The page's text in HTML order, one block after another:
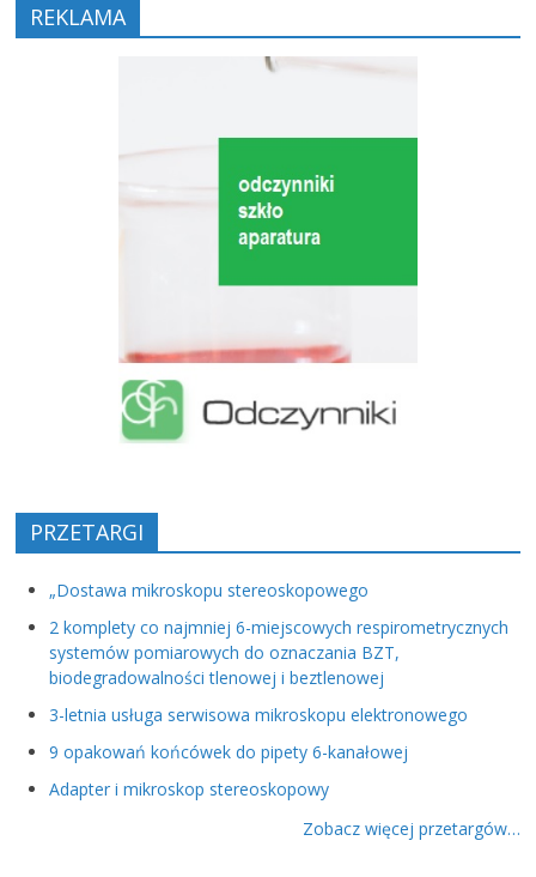
REKLAMA
PRZETARGI
„Dostawa mikroskopu stereoskopowego
2 komplety co najmniej 6-miejscowych respirometrycznych
systemów pomiarowych do oznaczania BZT,
biodegradowalności tlenowej i beztlenowej
3-letnia usługa serwisowa mikroskopu elektronowego
9 opakowań końcówek do pipety 6-kanałowej
Adapter i mikroskop stereoskopowy
Zobacz więcej przetargów…